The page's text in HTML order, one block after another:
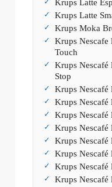
Krups Latte
Krups Latte
Krups Moka
Krups Nescafe
Touch
Krups
Stop
Krups Nescafé
Krups Nescafé
Krups Nescafé
Krups Nescafé
Krups Nescafé
Krups Nescafé
Krups Nescafé
Krups Nescafé